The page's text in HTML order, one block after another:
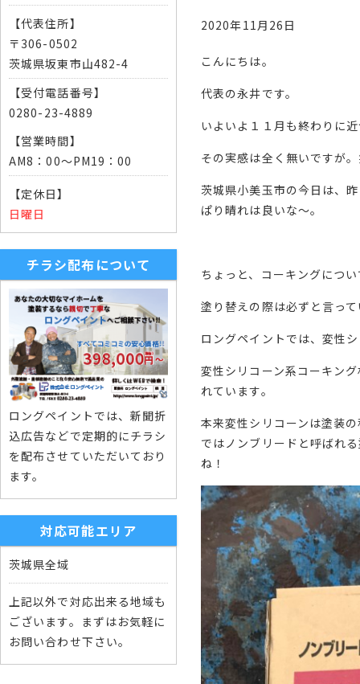
2020年11月26日
こんにちは。
代表の永井です。
いよいよ１１月も終わりに
その実感は全く無いですが
茨城県小美玉市の今日は、
ぱり晴れは良いな〜。
ちょっと、コーキングにつ
塗り替えの際は必ずと言っ
ロングペイントでは、変性
変性シリコーン系コーキン
れています。
本来変性シリコーンは塗装
ではノンブリードと呼ばれ
ね！
【代表住所】
〒306-0502
茨城県坂東市山482-4
【受付電話番号】
0280-23-4889
【営業時間】
AM8：00～PM19：00
【定休日】
日曜日
チラシ配布について
ロングペイントでは、新聞折
込広告などで定期的にチラシ
を配布させていただいており
ます。
対応可能エリア
茨城県全域
上記以外で対応出来る地域も
ございます。まずはお気軽に
お問い合わせ下さい。